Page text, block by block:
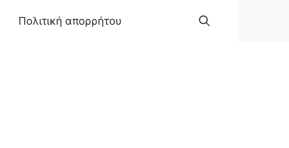
Πολιτική απορρήτου